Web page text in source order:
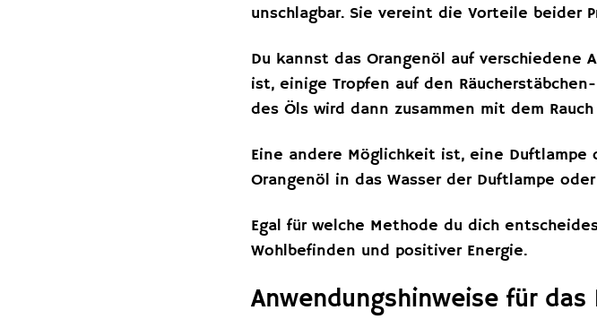
unschlagbar. Sie vereint die Vorteile beider
Du kannst das Orangenöl auf verschiedene
ist, einige Tropfen auf den
des Öls wird dann zusammen mit dem
Eine andere Möglichkeit ist, eine Duftlampe
Orangenöl in das Wasser der Duftlampe
Egal für welche Methode du dich
Wohlbefinden und positiver Energie.
Anwendungshinweise für das